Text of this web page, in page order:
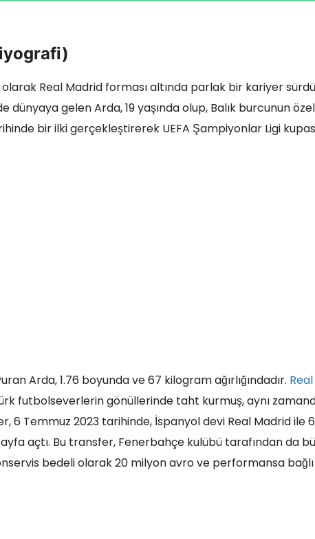
Real Madrid forması altında parlak bir kariyer
dünyaya gelen Arda, 19 yaşında olup, Balık burcunun
bir ilki gerçekleştirerek UEFA Şampiyonlar Ligi
Arda, 1.76 boyunda ve 67 kilogram ağırlığındadır.
futbolseverlerin gönüllerinde taht kurmuş, aynı
6 Temmuz 2023 tarihinde, İspanyol devi Real Madrid ile 6
açtı. Bu transfer, Fenerbahçe kulübü tarafından da
bedeli olarak 20 milyon avro ve performansa